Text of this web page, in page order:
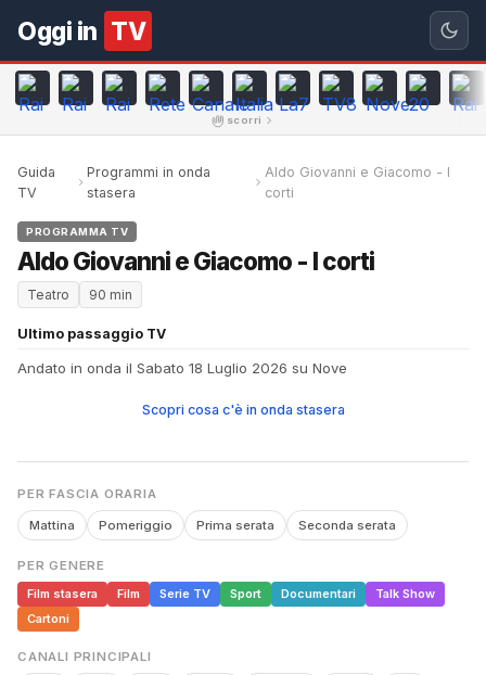
Oggi in TV
scorri
Guida
TV
Programmi in onda
stasera
Aldo Giovanni e Giacomo - I
corti
PROGRAMMA TV
Aldo Giovanni e Giacomo - I corti
Teatro 90 min
Ultimo passaggio TV
Andato in onda il Sabato 18 Luglio 2026 su Nove
Scopri cosa c'è in onda stasera
PER FASCIA ORARIA
Mattina Pomeriggio Prima serata Seconda serata
PER GENERE
Film stasera
Film Serie TV Sport Documentari
Talk Show
Cartoni
CANALI PRINCIPALI